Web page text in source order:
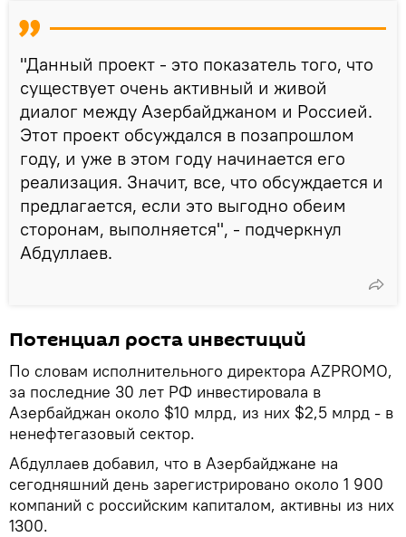
"Данный проект - это показатель того, что
существует очень активный и живой
диалог между Азербайджаном и Россией.
Этот проект обсуждался в позапрошлом
году, и уже в этом году начинается его
реализация. Значит, все, что обсуждается и
предлагается, если это выгодно обеим
сторонам, выполняется", - подчеркнул
Абдуллаев.
Потенциал роста инвестиций
По словам исполнительного директора AZPROMO,
за последние 30 лет РФ инвестировала в
Азербайджан около $10 млрд, из них $2,5 млрд - в
ненефтегазовый сектор.
Абдуллаев добавил, что в Азербайджане на
сегодняшний день зарегистрировано около 1 900
компаний с российским капиталом, активны из них
1300.